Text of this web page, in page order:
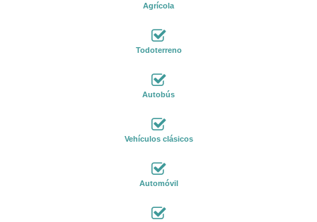
Agrícola
Todoterreno
Autobús
Vehículos clásicos
Automóvil